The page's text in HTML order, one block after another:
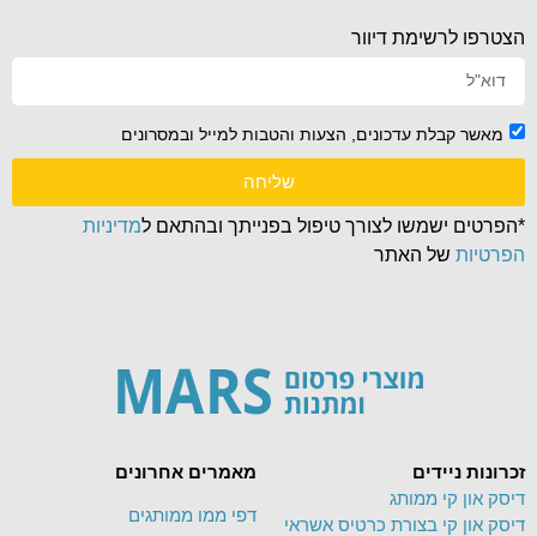
מאמרים אחרונים
דפי ממו ממותגים
זכרונות ניידים
דיסק און קי ממותג
דיסק און קי בצורת כרטיס אשראי
הצטרפו לרשימת דיוור
מאשר קבלת עדכונים, הצעות והטבות למייל ובמסרונים
שליחה
*הפרטים ישמשו לצורך טיפול בפנייתך ובהתאם למדיניות
הפרטיות של האתר